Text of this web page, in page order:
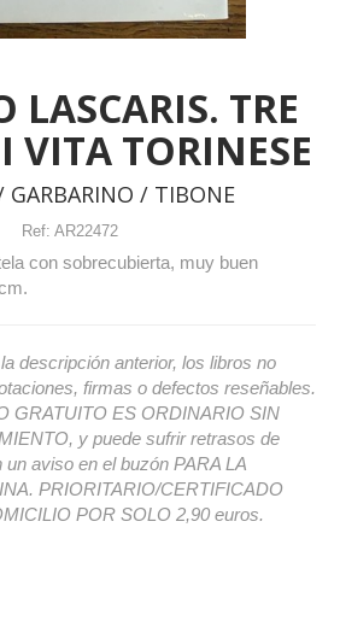
LASCARIS. TRE
VITA TORINESE
GARBARINO / TIBONE
Ref: AR22472
con sobrecubierta, muy buen
descripción anterior, los libros no
firmas o defectos reseñables.
GRATUITO ES ORDINARIO SIN
y puede sufrir retrasos de
aviso en el buzón PARA LA
PRIORITARIO/CERTIFICADO
POR SOLO 2,90 euros.